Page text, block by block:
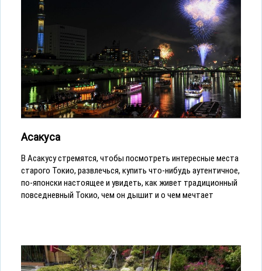
Асакуса
В Асакусу стремятся, чтобы посмотреть интересные места
старого Токио, развлечься, купить что-нибудь аутентичное,
по-японски настоящее и увидеть, как живет традиционный
повседневный Токио, чем он дышит и о чем мечтает